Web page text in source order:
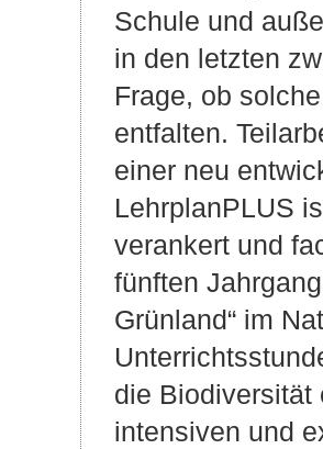
Schule und
in den letzten
Frage, ob
entfalten.
einer neu
LehrplanPLUS
verankert und
fünften
Grünland“ im
die Biodiversität
intensiven und